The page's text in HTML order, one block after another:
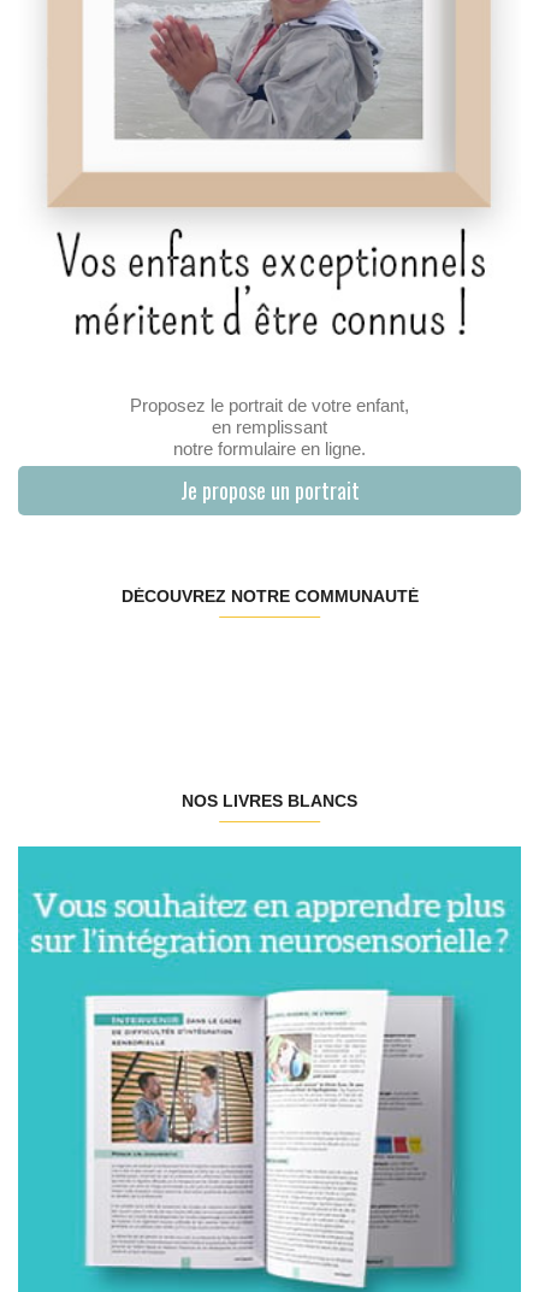
Proposez le portrait de votre enfant,
en remplissant
notre formulaire en ligne.
Je propose un portrait
DÉCOUVREZ NOTRE COMMUNAUTÉ
NOS LIVRES BLANCS